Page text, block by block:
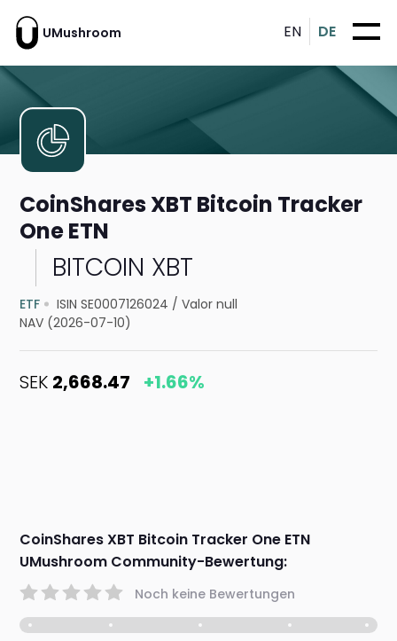
UMushroom EN DE
CoinShares XBT Bitcoin Tracker
One ETN
BITCOIN XBT
ETF ISIN SE0007126024 /Valor null
NAV (2026-07-10)
SEK 2,668.47 +1.66%
CoinShares XBT Bitcoin Tracker One ETN
UMushroom Community-Bewertung:
Noch keine Bewertungen